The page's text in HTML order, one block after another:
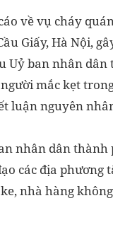
về vụ cháy
Giấy, Hà Nội,
Uỷ ban nhân
mắc kẹt
luận nguyên
nhân dân
các địa
nhà hàng